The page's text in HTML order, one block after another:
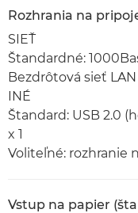
Rozhrania na
SIEŤ
Štandardné:
Bezdrôtová sieť LAN
INÉ
Štandard: USB 2.0
x 1
Voliteľné: rozhranie
Vstup na papier